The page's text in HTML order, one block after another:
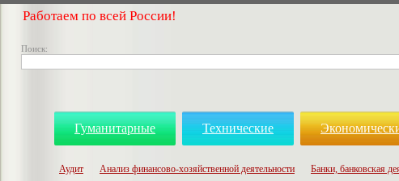
Работаем по всей России!
Поиск:
Гуманитарные Технические
Аудит Анализ финансово-хозяйственной деятельности Банки, банковская